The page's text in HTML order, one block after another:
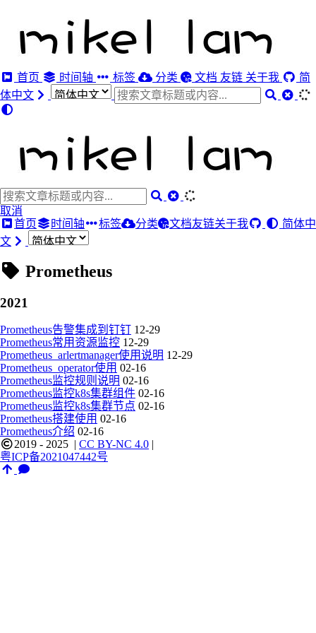
首页 时间轴 标签 分类 文档 友链 关于我
简
体中文
取消
首页
时间轴 标签 分类 文档友链关于我
简体中
文
Prometheus
2021
Prometheus告警集成到钉钉 12-29
Prometheus常用资源监控 12-29
Prometheus_arlertmanager使用说明 12-29
Prometheus_operator使用 02-16
Prometheus监控规则说明 02-16
Prometheus监控k8s集群组件 02-16
Prometheus监控k8s集群节点 02-16
Prometheus搭建使用 02-16
Prometheus介绍 02-16
2019 - 2025 | CC BY-NC 4.0 |
粤ICP备2021047442号